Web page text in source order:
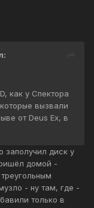
как у Спектора
вызвали
от Deus Ex, в
заполучил диск у
домой -
- ну там, где -
только в